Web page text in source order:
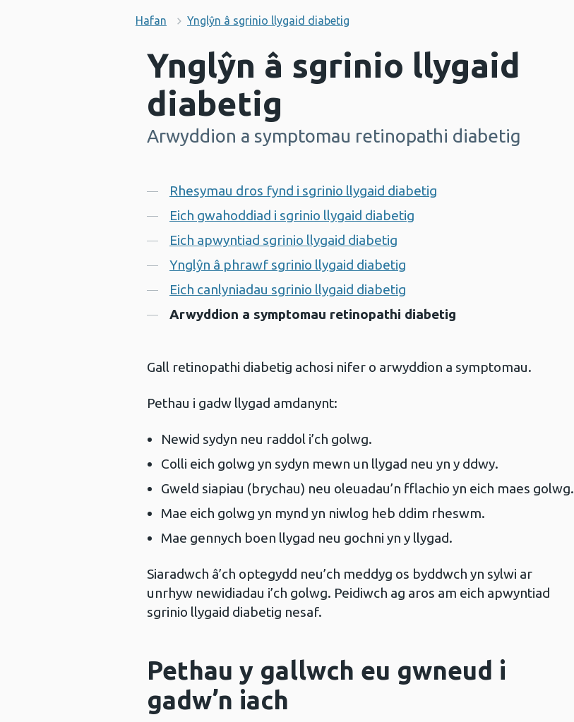
Hafan Ynglŷn â sgrinio llygaid diabetig
Ynglŷn â sgrinio llygaid
diabetig
-
Arwyddion a symptomau retinopathi diabetig
Cynnwys
Rhesymau dros fynd i sgrinio llygaid diabetig
Eich gwahoddiad i sgrinio llygaid diabetig
Eich apwyntiad sgrinio llygaid diabetig
Ynglŷn â phrawf sgrinio llygaid diabetig
Eich canlyniadau sgrinio llygaid diabetig
Arwyddion a symptomau retinopathi diabetig
Gall retinopathi diabetig achosi nifer o arwyddion a symptomau.
Pethau i gadw llygad amdanynt:
Newid sydyn neu raddol i’ch golwg.
Colli eich golwg yn sydyn mewn un llygad neu yn y ddwy.
Gweld siapiau (brychau) neu oleuadau’n fflachio yn eich maes golwg.
Mae eich golwg yn mynd yn niwlog heb ddim rheswm.
Mae gennych boen llygad neu gochni yn y llygad.
Siaradwch â’ch optegydd neu’ch meddyg os byddwch yn sylwi ar
unrhyw newidiadau i’ch golwg. Peidiwch ag aros am eich apwyntiad
sgrinio llygaid diabetig nesaf.
Pethau y gallwch eu gwneud i
gadw’n iach